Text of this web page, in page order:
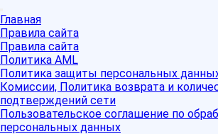
Главная
Правила сайта
Правила сайта
Политика AML
Политика защиты персональных
Комиссии, Политика возврата и
подтверждений сети
Пользовательское соглашение по
персональных данных